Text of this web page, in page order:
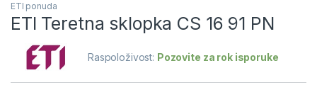
ETI ponuda
ETI Teretna sklopka CS 16 91 PN
Raspoloživost: Pozovite za rok isporuke